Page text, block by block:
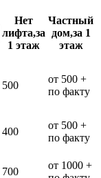
Нет
лифта,за
1 этаж
Частный
дом,за 1
этаж
500
от 500 +
по факту
400
от 500 +
по факту
700
от 1000 +